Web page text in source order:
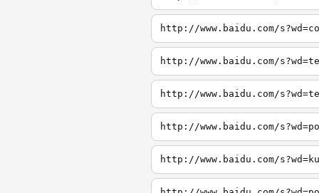
http://www.baidu.com/
http://www.baidu.com/
http://www.baidu.com/
http://www.baidu.com/
http://www.baidu.com/